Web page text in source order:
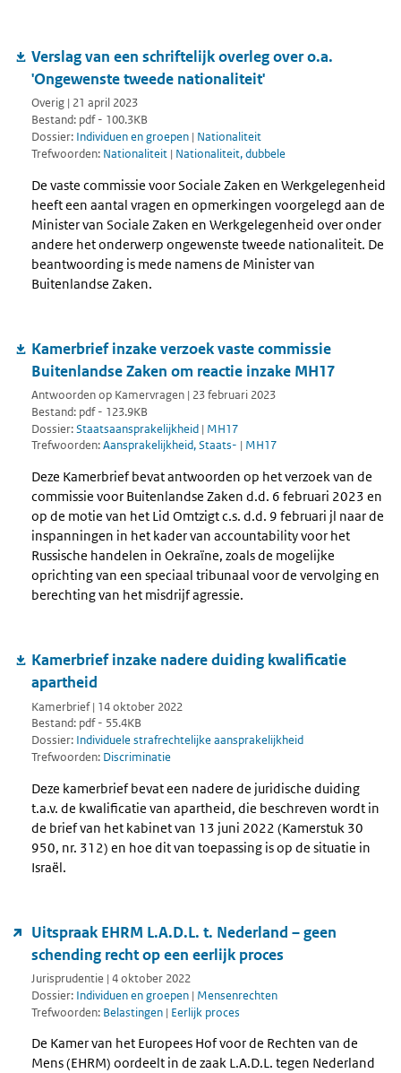
Verslag van een schriftelijk overleg over o.a.
'Ongewenste tweede nationaliteit'
Overig | 21 april 2023
Bestand: pdf - 100.3KB
Dossier: Individuen en groepen | Nationaliteit
Trefwoorden: Nationaliteit | Nationaliteit, dubbele
De vaste commissie voor Sociale Zaken en Werkgelegenheid
heeft een aantal vragen en opmerkingen voorgelegd aan de
Minister van Sociale Zaken en Werkgelegenheid over onder
andere het onderwerp ongewenste tweede nationaliteit. De
beantwoording is mede namens de Minister van
Buitenlandse Zaken.
Kamerbrief inzake verzoek vaste commissie
Buitenlandse Zaken om reactie inzake MH17
Antwoorden op Kamervragen | 23 februari 2023
Bestand: pdf - 123.9KB
Dossier:Staatsaansprakelijkheid | MH17
Trefwoorden:Aansprakelijkheid, Staats- | MH17
Deze Kamerbrief bevat antwoorden op het verzoek van de
commissie voor Buitenlandse Zaken d.d. 6 februari 2023 en
op de motie van het Lid Omtzigt c.s. d.d. 9 februari jl naar de
inspanningen in het kader van accountability voor het
Russische handelen in Oekraïne, zoals de mogelijke
oprichting van een speciaal tribunaal voor de vervolging en
berechting van het misdrijf agressie.
Kamerbrief inzake nadere duiding kwalificatie
apartheid
Kamerbrief | 14 oktober 2022
Bestand: pdf - 55.4KB
Dossier: Individuele strafrechtelijke aansprakelijkheid
Trefwoorden: Discriminatie
Deze kamerbrief bevat een nadere de juridische duiding
t.a.v. de kwalificatie van apartheid, die beschreven wordt in
de brief van het kabinet van 13 juni 2022 (Kamerstuk 30
950, nr. 312) en hoe dit van toepassing is op de situatie in
Israël.
Uitspraak EHRM L.A.D.L. t. Nederland – geen
schending recht op een eerlijk proces
Jurisprudentie | 4 oktober 2022
Dossier: Individuen en groepen | Mensenrechten
Trefwoorden: Belastingen | Eerlijk proces
De Kamer van het Europees Hof voor de Rechten van de
Mens (EHRM) oordeelt in de zaak L.A.D.L. tegen Nederland